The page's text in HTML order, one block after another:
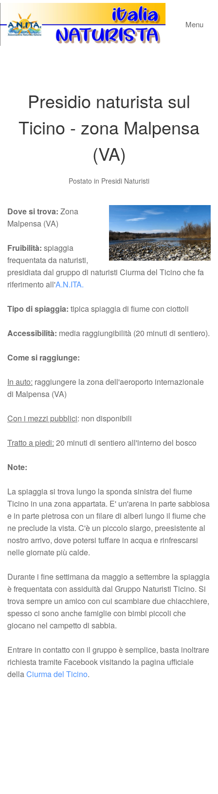
Menu
Presidio naturista sul
Ticino - zona Malpensa
(VA)
Postato in Presidi Naturisti
Dove si trova: Zona
Malpensa (VA)
Fruibilità: spiaggia
frequentata da naturisti,
presidiata dal gruppo di naturisti Ciurma del Ticino che fa
riferimento all'A.N.ITA.
Tipo di spiaggia: tipica spiaggia di fiume con ciottoli
Accessibilità: media raggiungibilità (20 minuti di sentiero).
Come si raggiunge:
In auto: raggiungere la zona dell'aeroporto internazionale
di Malpensa (VA)
Con i mezzi pubblici: non disponibili
Tratto a piedi: 20 minuti di sentiero all'interno del bosco
Note:
La spiaggia si trova lungo la sponda sinistra del fiume
Ticino in una zona appartata. E' un'arena in parte sabbiosa
e in parte pietrosa con un filare di alberi lungo il fiume che
ne preclude la vista. C'è un piccolo slargo, preesistente al
nostro arrivo, dove potersi tuffare in acqua e rinfrescarsi
nelle giornate più calde.
Durante i fine settimana da maggio a settembre la spiaggia
è frequentata con assiduità dal Gruppo Naturisti Ticino. Si
trova sempre un amico con cui scambiare due chiacchiere,
spesso ci sono anche famiglie con bimbi piccoli che
giocano nel campetto di sabbia.
Entrare in contatto con il gruppo è semplice, basta inoltrare
richiesta tramite Facebook visitando la pagina ufficiale
dellaCiurma del Ticino.